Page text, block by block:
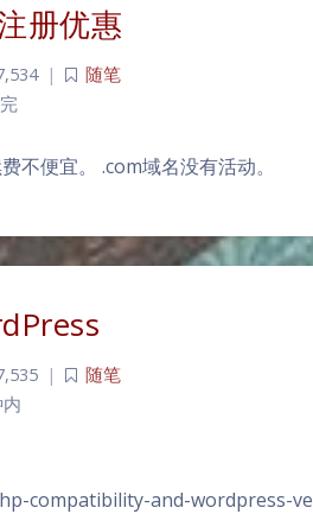
册优惠
|
随笔
不便宜。 .com域名没有活动。
|
随笔
compatibility-and-wordpress-